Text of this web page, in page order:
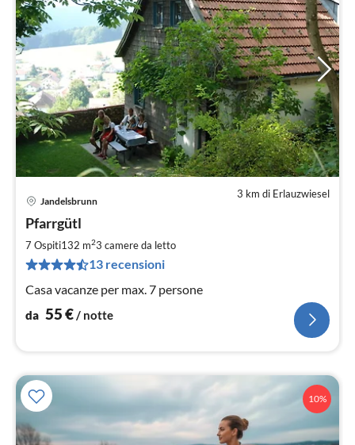
3 km di Erlauzwiesel
Jandelsbrunn
Pfarrgütl
7 Ospiti132 m23 camere da letto
13 recensioni
Casa vacanze per max. 7 persone
da 55€/ notte
10%